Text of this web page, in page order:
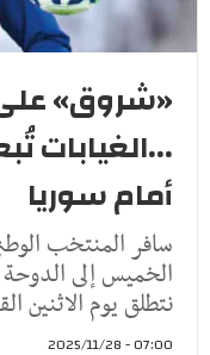
«شروق»
...الغيابات
أمام سوريا
سافر المنتخب
الخميس إلى
نتطلق يوم الاثنين
07:00 - 2025/11/28